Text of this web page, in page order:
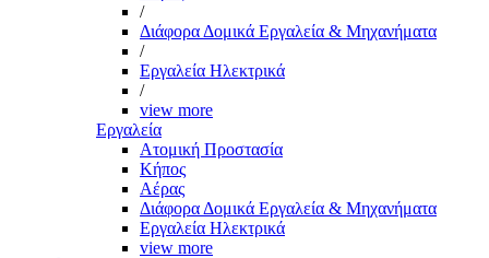
/
Διάφορα Δομικά Εργαλεία & Μηχανήματα
/
Εργαλεία Ηλεκτρικά
/
view more
Εργαλεία
Aτομική Προστασία
Kήπος
Αέρας
Διάφορα Δομικά Εργαλεία & Μηχανήματα
Εργαλεία Ηλεκτρικά
view more